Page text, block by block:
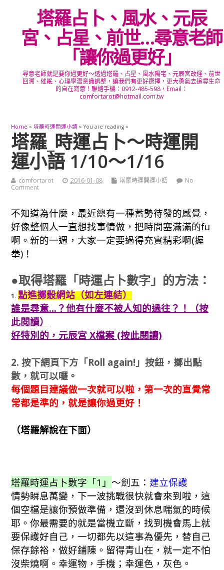
塔羅占卜、風水、元辰
宮、占星、前世…尋意老師
「讓你過更好」
尋意老師就是要你過更好～透過塔羅、占星、風水陽宅、元辰宮改運、前世
回溯、催眠、心理學潛意識調整，讓我們有更好選擇，更大勇氣去追尋生命
的自在寫意！聯絡手機：0912-485-598，Email：
comfortarot@hotmail.com.tw
Home » 塔羅時運開運小語 » You are reading »
塔羅_時運占卜～時運開
運小語 1/10～1/16
comfortarot 2016-01-08 塔羅時運開運小語
No
Comment
不知道為什麼，最近總有一種蓄勢待發的感覺，
好像整個人一直想找事情做，把時間塞滿滿的fu
啊。新的一週，大家一定要過得充實精彩啊(握
拳)！
●取得塔羅「時運占卜數字」的方法：
1. 點進擲骰網站（如左連結）
誰是尋意…？他有什麼不被人知的過往？！（按
此閱讀）
好特別的，元辰宮 X檔案 (按此閱讀)
2. 按下網頁下方「Roll again!」 按鈕，擲出點
數，就可以囉。
每個題目建議做一次就可以啦，第一次的直覺常
常都是準的，就是讓你過更好！
（塔羅解說在下面）
塔羅時運占卜數字「1」 ～劍五： 建立保護
情勢瞬息萬變，下一波挑戰很快就會來到啦，這
個空檔是讓你預做準備，還沒到休息喘氣的時候
耶。你最需要的就是當機立斷，找到機會馬上就
要保護好自己，一切都先以這事為優先，替自己
保存餘裕，做好鋪陳。留得青山在，就一定不怕
沒柴燒啊。幸運物，手機；幸運色，灰色。